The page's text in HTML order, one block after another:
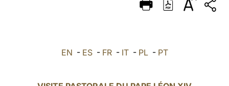
ITALIANO
POLSKI
EN - ES- FR- IT- PL- PT